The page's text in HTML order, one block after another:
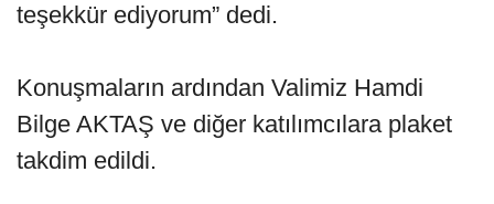
teşekkür ediyorum” dedi.
Konuşmaların ardından Valimiz Hamdi
Bilge AKTAŞ ve diğer katılımcılara plaket
takdim edildi.